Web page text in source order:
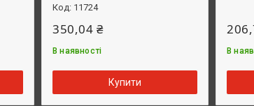
11724
350,04 ₴
В наявності
Купити
В